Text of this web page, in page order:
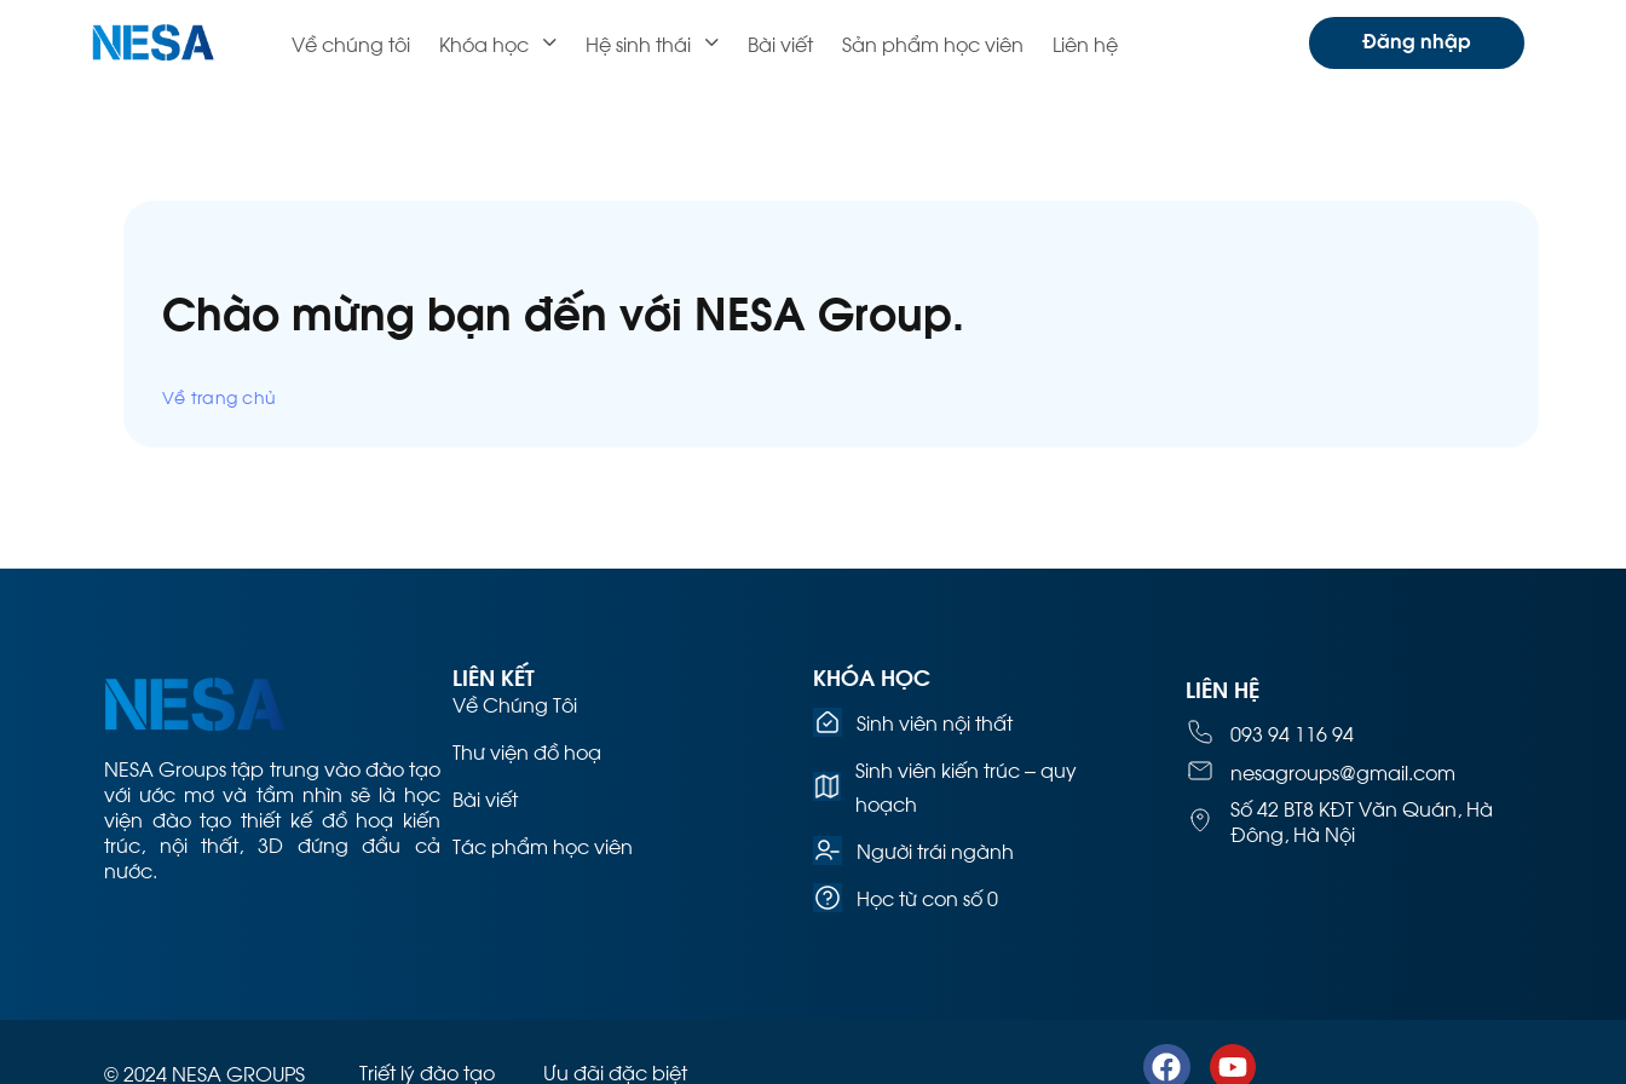
Về chúng tôi Khóa học Hệ sinh thái Bài viết Sản phẩm học viên Liên hệ Đăng nhập
Chào mừng bạn đến với NESA Group.
Về trang chủ
NESA Groups tập trung vào đào tạo
với ước mơ và tầm nhìn sẽ là học
viện đào tạo thiết kế đồ hoạ kiến
trúc, nội thất, 3D đứng đầu cả
nước.
LIÊN KẾT
Về Chúng Tôi
Thư viện đồ hoạ
Bài viết
Tác phẩm học viên
KHÓA HỌC
Sinh viên nội thất
Sinh viên kiến trúc – quy
hoạch
Người trái ngành
Học từ con số 0
LIÊN HỆ
093 94 116 94
nesagroups@gmail.com
Số 42 BT8 KĐT Văn Quán, Hà
Đông, Hà Nội
© 2024 NESA GROUPS Triết lý đào tạo Ưu đãi đặc biệt